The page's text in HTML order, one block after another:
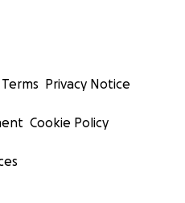
Terms Privacy Notice
Cookie Policy